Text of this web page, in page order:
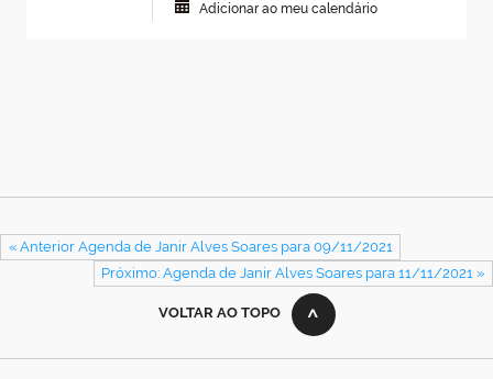
Adicionar ao meu calendário
« Anterior Agenda de Janir Alves Soares para 09/11/2021
Próximo: Agenda de Janir Alves Soares para 11/11/2021 »
VOLTAR AO TOPO